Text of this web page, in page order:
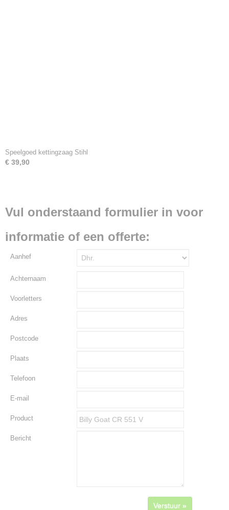
Speelgoed kettingzaag Stihl
€ 39,90
Vul onderstaand formulier in voor
informatie of een offerte:
Aanhef
Achternaam
Voorletters
Adres
Postcode
Plaats
Telefoon
E-mail
Product
Bericht
Verstuur »